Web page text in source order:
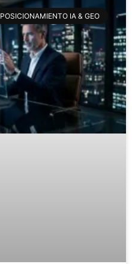
POSICIONAMIENTO IA & GEO